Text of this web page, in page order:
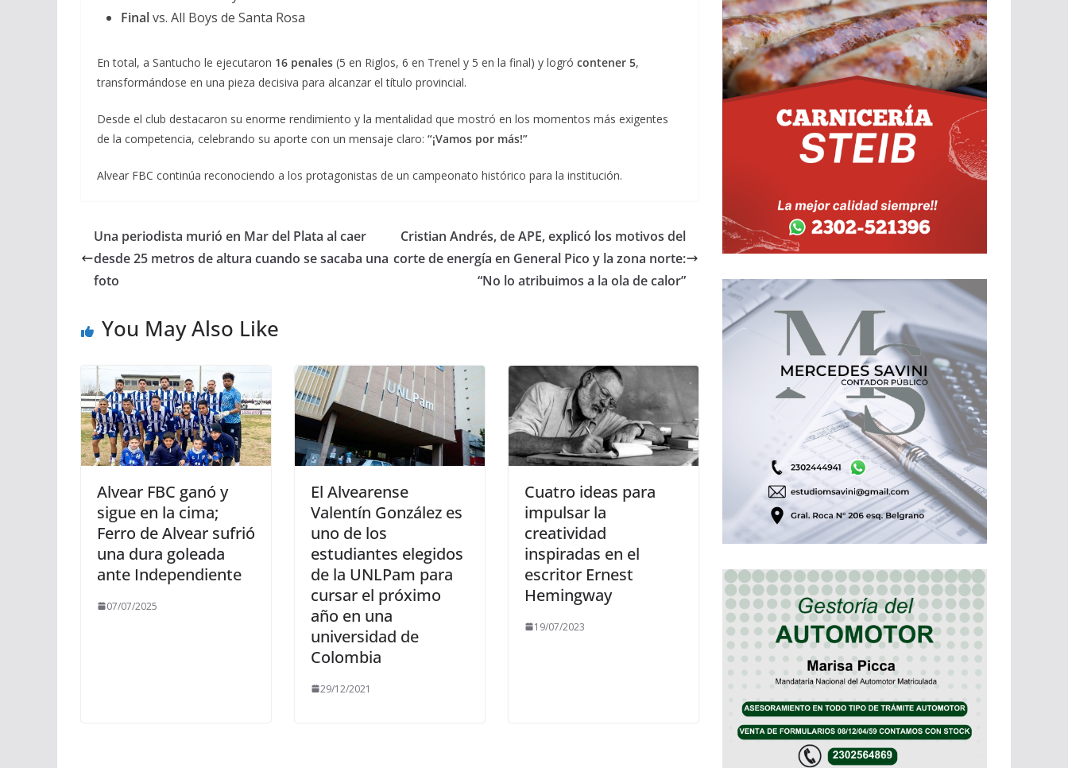
Finalvs. All Boys de Santa Rosa
En total, a Santucho le ejecutaron 16 penales (5 en Riglos, 6 en Trenel y 5 en la final) y logró contener 5,
transformándose en una pieza decisiva para alcanzar el título provincial.
Desde el club destacaron su enorme rendimiento y la mentalidad que mostró en los momentos más exigentes
de la competencia, celebrando su aporte con un mensaje claro: “¡Vamos por más!”
Alvear FBC continúa reconociendo a los protagonistas de un campeonato histórico para la institución.
Una periodista murió en Mar del Plata al caer
desde 25 metros de altura cuando se sacaba una
foto
Cristian Andrés, de APE, explicó los motivos del
corte de energía en General Pico y la zona norte:
“No lo atribuimos a la ola de calor”
You May Also Like
Alvear FBC ganó y
sigue en la cima;
Ferro de Alvear sufrió
una dura goleada
ante Independiente
07/07/2025
El Alvearense
Valentín González es
uno de los
estudiantes elegidos
de la UNLPam para
cursar el próximo
año en una
universidad de
Colombia
29/12/2021
Cuatro ideas para
impulsar la
creatividad
inspiradas en el
escritor Ernest
Hemingway
19/07/2023